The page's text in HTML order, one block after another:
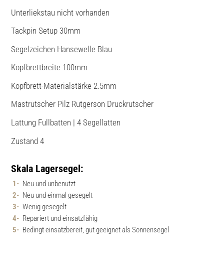
Unterliekstau nicht vorhanden
Tackpin Setup 30mm
Segelzeichen Hansewelle Blau
Kopfbrettbreite 100mm
Kopfbrett-Materialstärke 2.5mm
Mastrutscher Pilz Rutgerson Druckrutscher
Lattung Fullbatten | 4 Segellatten
Zustand 4
Skala Lagersegel:
Neu und unbenutzt
Neu und einmal gesegelt
Wenig gesegelt
Repariert und einsatzfähig
Bedingt einsatzbereit, gut geeignet als Sonnensegel